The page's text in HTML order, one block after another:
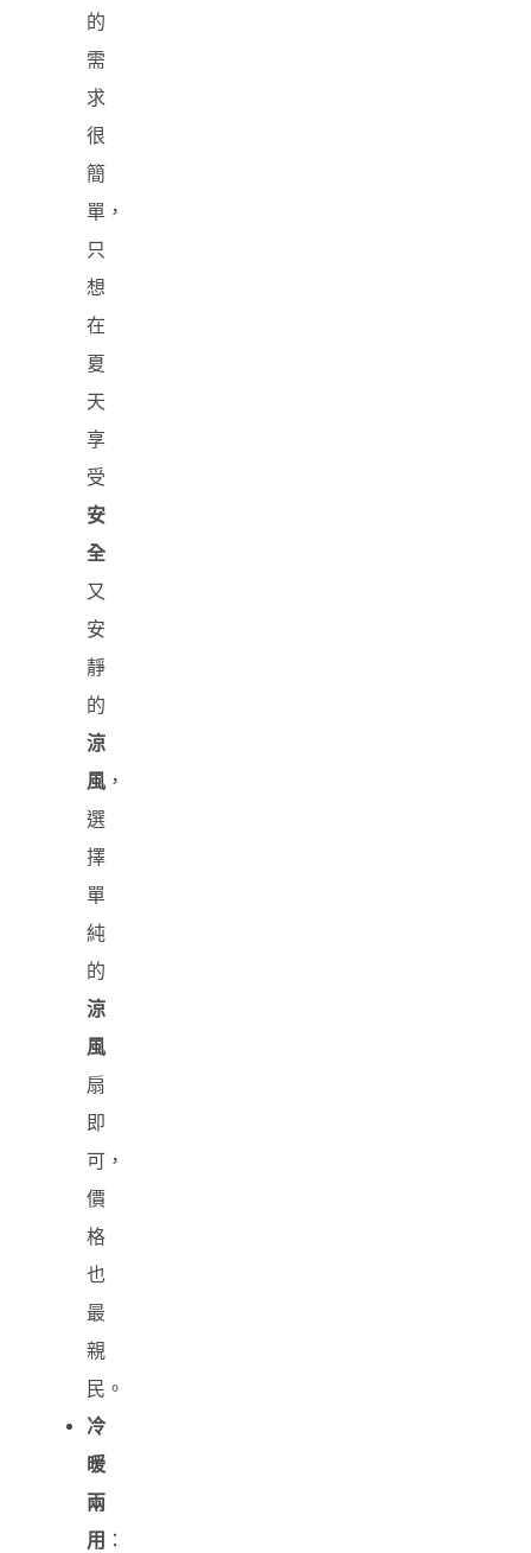
的
需
求
很
簡
單，
只
想
在
夏
天
享
受
安
全
又
安
靜
的
涼
風 ，
選
擇
單
純
的
涼
風
扇
即
可，
價
格
也
最
親
民。
冷
暖
兩
用 ：